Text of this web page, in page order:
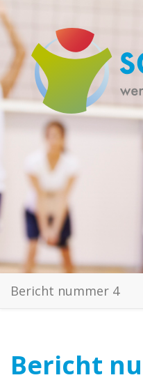
Bericht nummer 4
Bericht